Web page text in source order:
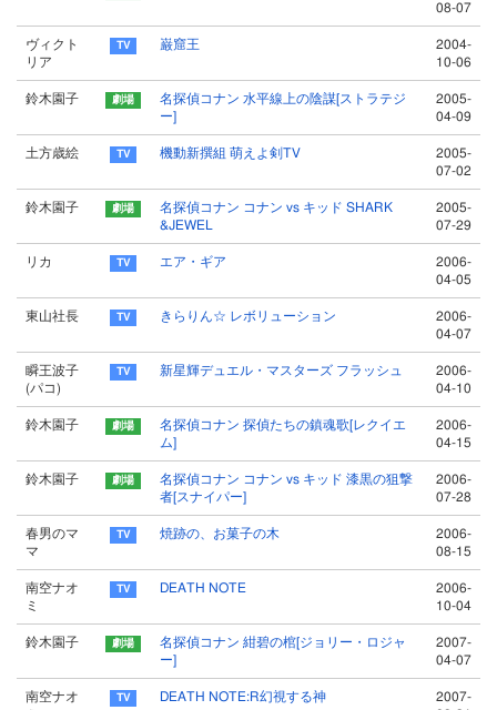
08-07
ヴィクト
リア
巌窟王
2004-
10-06
鈴木園子
名探偵コナン 水平線上の陰謀[ストラテジ
ー]
2005-
04-09
土方歳絵 機動新撰組 萌えよ剣TV
2005-
07-02
鈴木園子
名探偵コナン コナン vs キッド SHARK
&JEWEL
2005-
07-29
リカ エア・ギア
2006-
04-05
東山社長 きらりん☆ レボリューション
2006-
04-07
瞬王波子
(パコ)
新星輝デュエル・マスターズ フラッシュ
2006-
04-10
鈴木園子
名探偵コナン 探偵たちの鎮魂歌[レクイエ
ム]
2006-
04-15
鈴木園子
名探偵コナン コナン vs キッド 漆黒の狙撃
者[スナイパー]
2006-
07-28
春男のマ
マ
焼跡の、お菓子の木
2006-
08-15
南空ナオ
ミ
DEATH NOTE
2006-
10-04
鈴木園子
名探偵コナン 紺碧の棺[ジョリー・ロジャ
ー]
2007-
04-07
南空ナオ
DEATH NOTE:R幻視する神
2007-